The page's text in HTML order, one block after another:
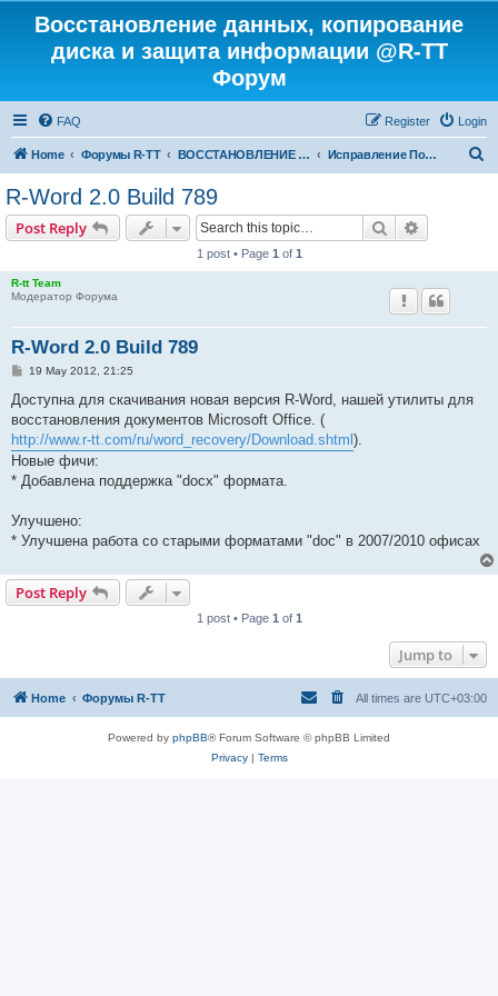
Восстановление данных, копирование
диска и защита информации @R-TT
Форум
FAQ Login
Register
Home Форумы R-TT ВОССТАНОВЛЕНИЕ ДАННЫХ И УДАЛЕННЫХ ФАЙЛОВ Исправление Поврежденных Файлов
R-Word 2.0 Build 789
Post Reply Search
1 post • Page 1 of 1
R-tt Team
Модератор Форума
R-Word 2.0 Build 789
P
s
19 May 2012, 21:25
Доступна для скачивания новая версия R-Word, нашей утилиты для
восстановления документов Microsoft Office. (
http://www.r-tt.com/ru/word_recovery/Download.shtml ).
Новые фичи:
* Добавлена поддержка "docx" формата.
Улучшено:
* Улучшена работа со старыми форматами "doc" в 2007/2010 офисах
Post Reply
1 post • Page 1 of 1
Jump to
Home Форумы R-TT All times are UTC+03:00
Powered by phpBB® Forum Software © phpBB Limited
Privacy| Terms